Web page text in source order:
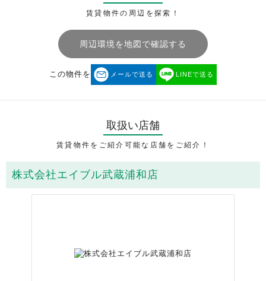
賃貸物件の周辺を探索！
周辺環境を地図で確認する
この物件を メールで送る LINEで送る
取扱い店舗
賃貸物件をご紹介可能な店舗をご紹介！
株式会社エイブル武蔵浦和店